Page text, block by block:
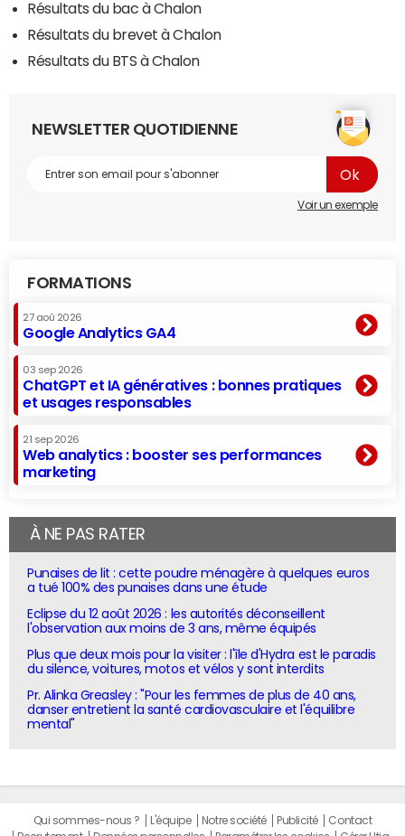
Résultats du bac à Chalon
Résultats du brevet à Chalon
Résultats du BTS à Chalon
NEWSLETTER QUOTIDIENNE
Voir un exemple
FORMATIONS
27 aoû 2026
Google Analytics GA4
03 sep 2026
ChatGPT et IA génératives : bonnes pratiques
et usages responsables
21 sep 2026
Web analytics : booster ses performances
marketing
À NE PAS RATER
Punaises de lit : cette poudre ménagère à quelques euros
a tué 100% des punaises dans une étude
Eclipse du 12 août 2026 : les autorités déconseillent
l'observation aux moins de 3 ans, même équipés
Plus que deux mois pour la visiter : l'île d'Hydra est le paradis
du silence, voitures, motos et vélos y sont interdits
Pr. Alinka Greasley : "Pour les femmes de plus de 40 ans,
danser entretient la santé cardiovasculaire et l'équilibre
mental"
Qui sommes-nous ? L'équipe Notre société Publicité
Contact